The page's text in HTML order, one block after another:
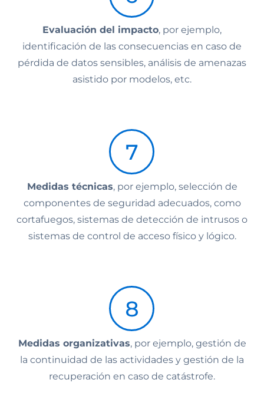
Evaluación del impacto, por ejemplo,
identificación de las consecuencias en caso de
pérdida de datos sensibles, análisis de amenazas
asistido por modelos, etc.
Medidas técnicas, por ejemplo, selección de
componentes de seguridad adecuados, como
cortafuegos, sistemas de detección de intrusos o
sistemas de control de acceso físico y lógico.
Medidas organizativas, por ejemplo, gestión de
la continuidad de las actividades y gestión de la
recuperación en caso de catástrofe.